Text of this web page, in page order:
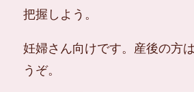
把握しよう。
妊婦さん向けです。産後の方
うぞ。